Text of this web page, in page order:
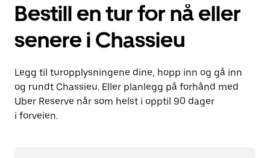
Bestill en tur for nå eller
senere i Chassieu
Legg til turopplysningene dine, hopp inn og gå inn
og rundt Chassieu. Eller planlegg på forhånd med
Uber Reserve når som helst i opptil 90 dager
i forveien.